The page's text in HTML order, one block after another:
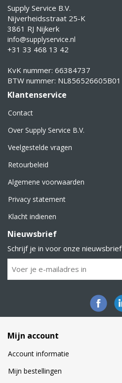
Supply Service B.V.
Nijverheidsstraat 25-K
3861 RJ Nijkerk
info@supplyservice.nl
+31 33 468 13 42
KvK nummer: 66384737
BTW nummer: NL856526605B01
Klantenservice
Contact
Over Supply Service B.V.
Veelgestelde vragen
Retourbeleid
Algemene voorwaarden
Privacy statement
Klacht indienen
Nieuwsbrief
Schrijf je in voor onze nieuwsbrief
Mijn account
Account informatie
Mijn bestellingen